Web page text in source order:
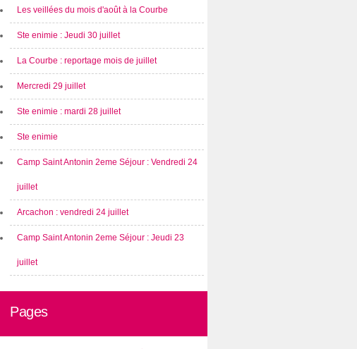
Les veillées du mois d'août à la Courbe
Ste enimie : Jeudi 30 juillet
La Courbe : reportage mois de juillet
Mercredi 29 juillet
Ste enimie : mardi 28 juillet
Ste enimie
Camp Saint Antonin 2eme Séjour : Vendredi 24
juillet
Arcachon : vendredi 24 juillet
Camp Saint Antonin 2eme Séjour : Jeudi 23
juillet
Pages